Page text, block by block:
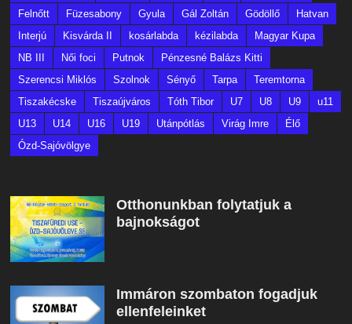
Felnőtt
Füzesabony Gyula Gál Zoltán Gödöllő
Hatvan
Interjú
Kisvárda II kosárlabda kézilabda
Magyar Kupa
NB III
Női foci Putnok
Pénzesné Balázs Kitti
Szerencsi Miklós
Szolnok Sényő Tarpa
Teremtorna
Tiszakécske
Tiszaújváros Tóth Tibor U7 U8 U9
u11
U13
U14 U16 U19 Utánpótlás Virág Imre
Élő
Ózd-Sajóvölgye
Otthonunkban folytatjuk a
bajnokságot
Immáron szombaton fogadjuk
ellenfeleinket